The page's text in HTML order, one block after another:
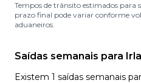
Tempos de trânsito estimados para
prazo final pode variar conforme
aduaneiros.
Saídas semanais para
Existem 1 saídas semanais